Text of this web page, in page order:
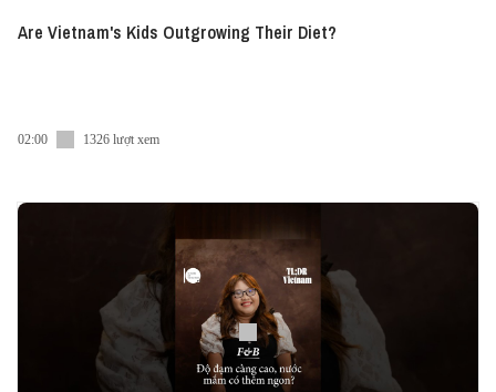
Are Vietnam's Kids Outgrowing Their Diet?
02:00 1326 lượt xem